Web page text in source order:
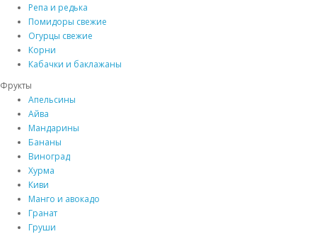
Репа и редька
Помидоры свежие
Огурцы свежие
Корни
Кабачки и баклажаны
Фрукты
Апельсины
Айва
Мандарины
Бананы
Виноград
Хурма
Киви
Манго и авокадо
Гранат
Груши